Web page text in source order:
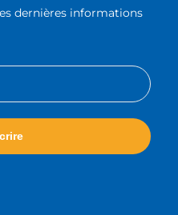
dernières informations